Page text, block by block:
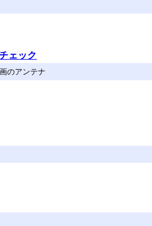
ェック
のアンテナ